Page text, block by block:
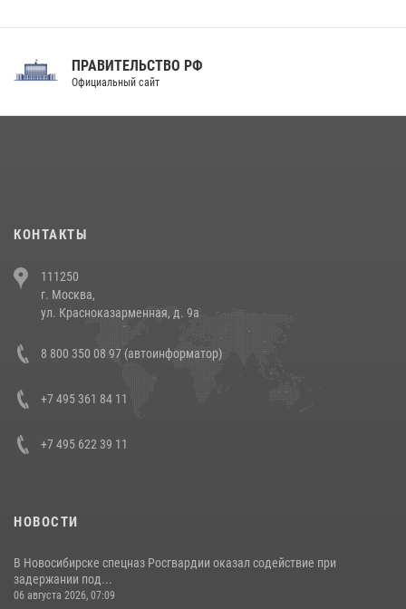
Праздник «Один день с Росгвардией» к 105-летию Центрального
напавших на бригаду скорой помощи (видео)
14 июля 2026, 12:20
В Росгвардии прошла военно-научная конференция по обобщению
боевого опыта
ПРАВИТЕЛЬСТВО РФ
Официальный сайт
КОНТАКТЫ
111250
г. Москва,
ул. Красноказарменная, д. 9а
8 800 350 08 97 (автоинформатор)
+7 495 361 84 11
+7 495 622 39 11
НОВОСТИ
В Новосибирске спецназ Росгвардии оказал содействие при
задержании под...
06 августа 2026, 07:09